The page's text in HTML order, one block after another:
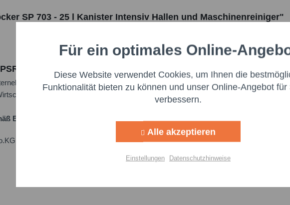
SP 703 - 25 l Kanister Intensiv Hallen und Maschinenreiniger"
legen wir großen Wert auf Transparenz und die Einhaltung gesetzlicher
bereitzustellen. Dieser ist für die Einhaltung der EU-Vorschriften zu
EU-Verordnung:
Funktionale Aktiv
Marketing Aktiv
Für ein optimales Online-
Diese Website verwendet Cookies, um Ihnen die
Funktionalität bieten zu können und unser Online-Angebot für
verbessern.
Alle akzeptieren
Einstellungen Datenschutzhinweise